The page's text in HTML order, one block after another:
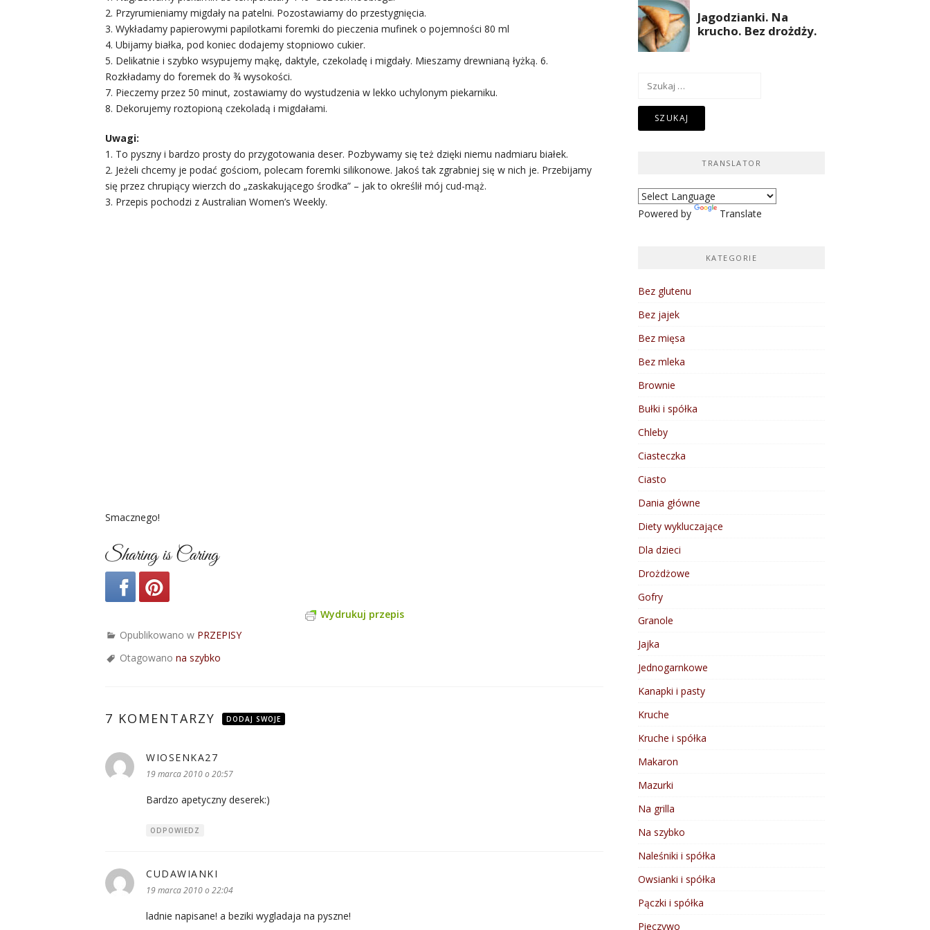
2. Przyrumieniamy migdały na patelni. Pozostawiamy do przestygnięcia.
3. Wykładamy papierowymi papilotkami foremki do pieczenia mufinek o pojemności 80 ml
4. Ubijamy białka, pod koniec dodajemy stopniowo cukier.
5. Delikatnie i szybko wsypujemy mąkę, daktyle, czekoladę i migdały. Mieszamy drewnianą łyżką. 6.
Rozkładamy do foremek do ¾ wysokości.
7. Pieczemy przez 50 minut, zostawiamy do wystudzenia w lekko uchylonym piekarniku.
8. Dekorujemy roztopioną czekoladą i migdałami.
Uwagi:
1. To pyszny i bardzo prosty do przygotowania deser. Pozbywamy się też dzięki niemu nadmiaru białek.
2. Jeżeli chcemy je podać gościom, polecam foremki silikonowe. Jakoś tak zgrabniej się w nich je. Przebijamy
się przez chrupiący wierzch do „zaskakującego środka” – jak to określił mój cud-mąż.
3. Przepis pochodzi z Australian Women’s Weekly.
Smacznego!
Sharing is Caring
Wydrukuj przepis
Opublikowano w PRZEPISY
Otagowano na szybko
7 KOMENTARZY DODAJ SWOJE
WIOSENKA27
19 marca 2010 o 20:57
Bardzo apetyczny deserek:)
ODPOWIEDZ
CUDAWIANKI
19 marca 2010 o 22:04
ladnie napisane! a beziki wygladaja na pyszne!
Szukaj:
TRANSLATOR
Powered by Translate
KATEGORIE
Bez glutenu
Bez jajek
Bez mięsa
Bez mleka
Brownie
Bułki i spółka
Chleby
Ciasteczka
Ciasto
Dania główne
Diety wykluczające
Dla dzieci
Drożdżowe
Gofry
Granole
Jajka
Jednogarnkowe
Kanapki i pasty
Kruche
Kruche i spółka
Makaron
Mazurki
Na grilla
Na szybko
Naleśniki i spółka
Owsianki i spółka
Pączki i spółka
Pieczywo